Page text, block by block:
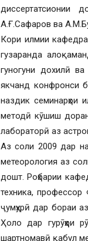
диссертатсионии
А.Ғ.Сафаров ва
Кори илмии кафедра
гузаранда
гуногуни дохилӣ
якчанд конфронси
наздик семинарҳои
методӣ кӯшиш
лабораторӣ аз
Аз соли 2009 дар
метеорология аз
дошт. Роҳбарии
техника,
ҷумҳурӣ дар бораи
Ҳоло дар
шартномавӣ қабул